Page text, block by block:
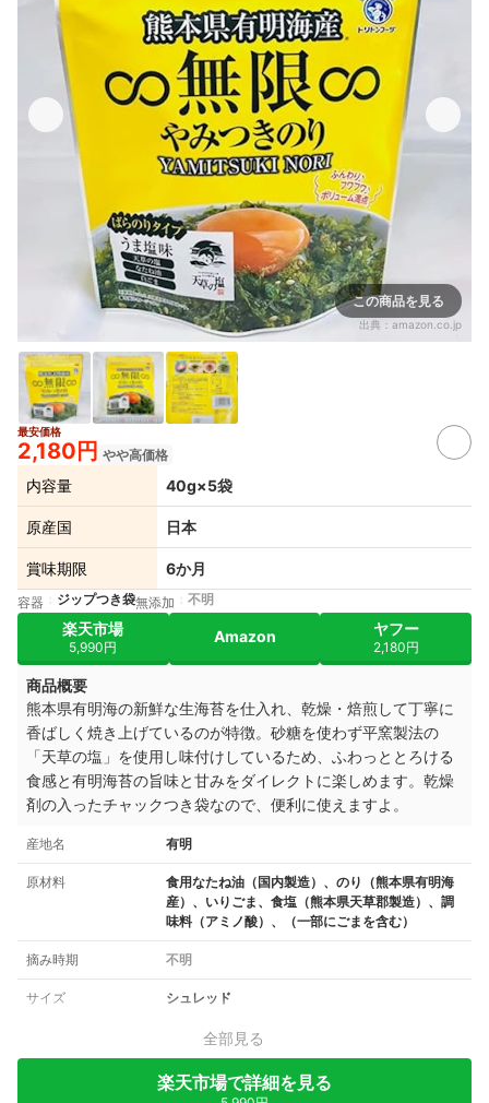
この商品を見る
出典： amazon.co.jp
最安価格
2,180円 やや高価格
内容量 40g×5袋
原産国 日本
賞味期限 6か月
容器 ジップつき袋無添加 不明
楽天市場
5,990円
Amazon ヤフー
2,180円
商品概要
熊本県有明海の新鮮な生海苔を仕入れ、乾燥・焙煎して丁寧に
香ばしく焼き上げているのが特徴。砂糖を使わず平窯製法の
「天草の塩」を使用し味付けしているため、ふわっととろける
食感と有明海苔の旨味と甘みをダイレクトに楽しめます。乾燥
剤の入ったチャックつき袋なので、便利に使えますよ。
産地名 有明
原材料
食用なたね油（国内製造）、のり（熊本県有明海
産）、いりごま、食塩（熊本県天草郡製造）、調
味料（アミノ酸）、（一部にごまを含む）
摘み時期 不明
サイズ シュレッド
全部見る
楽天市場で詳細を見る